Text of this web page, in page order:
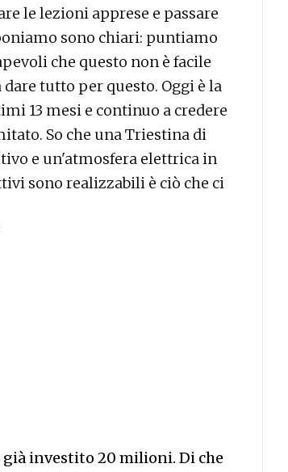
le lezioni apprese e passare
sono chiari: puntiamo
che questo non è facile
tutto per questo. Oggi è la
13 mesi e continuo a credere
So che una Triestina di
e un'atmosfera elettrica in
sono realizzabili è ciò che ci
investito 20 milioni. Di che